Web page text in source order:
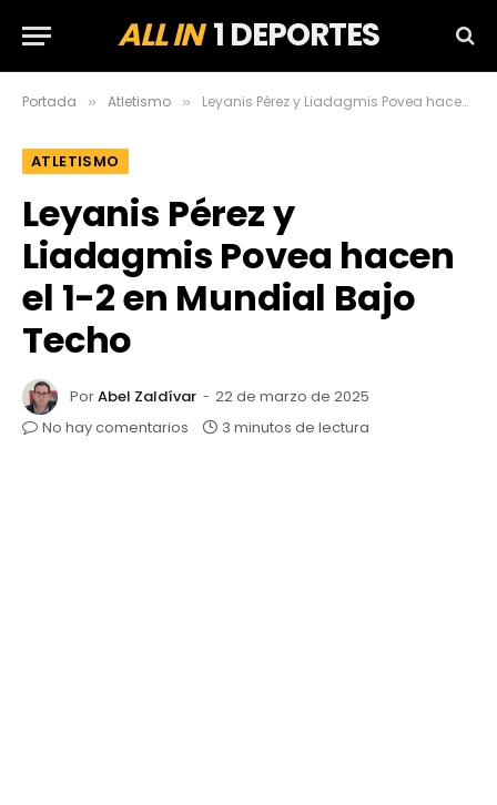
ALL IN1 DEPORTES
Portada » Atletismo » Leyanis Pérez y Liadagmis Povea hacen el 1-2 en Mundial Bajo Techo
ATLETISMO
Leyanis Pérez y
Liadagmis Povea hacen
el 1-2 en Mundial Bajo
Techo
PorAbel Zaldívar
22 de marzo de 2025
No hay comentarios
3 minutos de lectura